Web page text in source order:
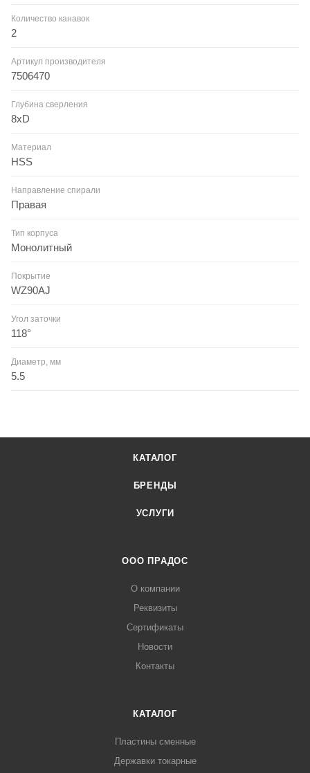
Количество канавок
2
Артикул производителя
7506470
Глубина сверления
8xD
Материал
HSS
Направление спирали
Правая
Тип корпуса
Монолитный
Покрытие
WZ90AJ
Угол заточки
118°
Диаметр, мм
5.5
КАТАЛОГ
БРЕНДЫ
УСЛУГИ
ООО ПРАДОС
О компании
Реквизиты
Сертификаты
Новости
Контакты
КАТАЛОГ
Пластины сменные
Державки токарные